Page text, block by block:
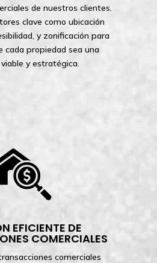
de nuestros clientes.
clave como ubicación
y zonificación para
cada propiedad sea una
y estratégica.
EFICIENTE DE
COMERCIALES
comerciales